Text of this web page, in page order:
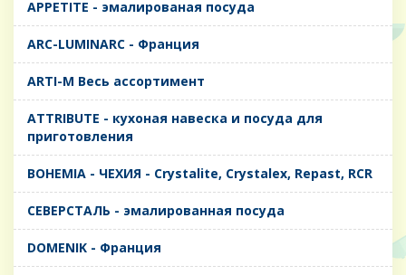
APPETITE - эмалированая посуда
ARC-LUMINARC - Франция
ARTI-M Весь ассортимент
ATTRIBUTE - кухоная навеска и посуда для
приготовления
BOHEMIA - ЧЕХИЯ - Crystalite, Crystalex, Repast, RCR
CЕВЕРСТАЛЬ - эмалированная посуда
DOMENIK - Франция